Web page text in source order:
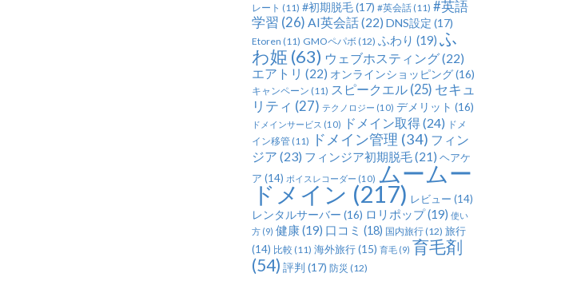
レート (11) #初期脱毛(17) #英会話 (11) #英語
学習 (26) AI英会話(22) DNS設定 (17)
Etoren (11) GMOペパボ(12) ふわり (19) ふ
わ姫 (63) ウェブホスティング(22)
エアトリ (22) オンラインショッピング(16)
キャンペーン (11) スピークエル (25) セキュ
リティ (27) テクノロジー (10) デメリット (16)
ドメインサービス (10) ドメイン取得(24) ドメ
イン移管 (11) ドメイン管理 (34) フィン
ジア (23) フィンジア初期脱毛(21) ヘアケ
ア (14) ボイスレコーダー (10) ムームー
ドメイン (217) レビュー (14)
レンタルサーバー (16) ロリポップ(19) 使い
方 (9) 健康(19) 口コミ (18) 国内旅行(12) 旅行
(14) 比較 (11) 海外旅行(15) 育毛 (9) 育毛剤
(54) 評判 (17) 防災 (12)